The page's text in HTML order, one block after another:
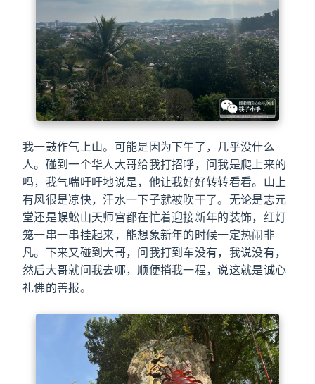
我一鼓作气上山。可能是因为下午了，几乎没什么
人。碰到一个华人大哥给我打招呼，问我是爬上来的
吗，我气喘吁吁地说是，他让我好好转转看看。山上
有风很是凉快，汗水一下子就被吹干了。无论是志元
堂还是蜈蚣山天师宫都在忙着迎接新年的装饰，红灯
笼一串一串挂起来，能想象新年的时候一定热闹非
凡。下来又碰到大哥，问我打到车没有，我说没有，
然后大哥就问我去哪，顺便捎我一程，说这就是诚心
礼佛的善报。